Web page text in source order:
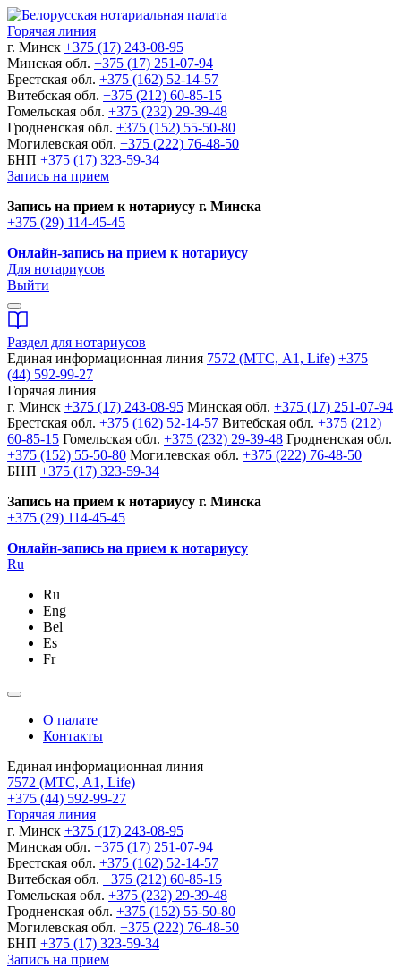
Горячая линия
г. Минск +375 (17) 243-08-95
Минская обл. +375 (17) 251-07-94
Брестская обл. +375 (162) 52-14-57
Витебская обл. +375 (212) 60-85-15
Гомельская обл. +375 (232) 29-39-48
Гродненская обл. +375 (152) 55-50-80
Могилевская обл. +375 (222) 76-48-50
БНП +375 (17) 323-59-34
Запись на прием
Запись на прием к нотариусу г. Минска
+375 (29) 114-45-45
Онлайн-запись на прием к нотариусу
Для нотариусов
Выйти
Раздел для нотариусов
Единая информационная линия 7572 (МТС, A1, Life) +375
(44) 592-99-27
Горячая линия
г. Минск +375 (17) 243-08-95 Минская обл. +375 (17) 251-07-94
Брестская обл. +375 (162) 52-14-57 Витебская обл. +375 (212)
60-85-15 Гомельская обл. +375 (232) 29-39-48 Гродненская обл.
+375 (152) 55-50-80 Могилевская обл. +375 (222) 76-48-50
БНП +375 (17) 323-59-34
Запись на прием к нотариусу г. Минска
+375 (29) 114-45-45
Онлайн-запись на прием к нотариусу
Ru
Ru
Eng
Bel
Es
Fr
О палате
Контакты
Единая информационная линия
7572 (МТС, A1, Life)
+375 (44) 592-99-27
Горячая линия
г. Минск +375 (17) 243-08-95
Минская обл. +375 (17) 251-07-94
Брестская обл. +375 (162) 52-14-57
Витебская обл. +375 (212) 60-85-15
Гомельская обл. +375 (232) 29-39-48
Гродненская обл. +375 (152) 55-50-80
Могилевская обл. +375 (222) 76-48-50
БНП +375 (17) 323-59-34
Запись на прием